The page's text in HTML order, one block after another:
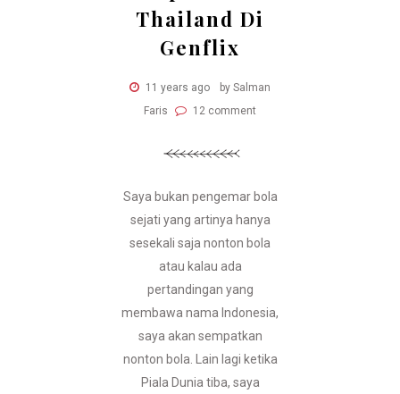
Thailand Di
Genflix
11 years ago
by Salman
Faris
12 comment
Saya bukan pengemar bola
sejati yang artinya hanya
sesekali saja nonton bola
atau kalau ada
pertandingan yang
membawa nama Indonesia,
saya akan sempatkan
nonton bola. Lain lagi ketika
Piala Dunia tiba, saya